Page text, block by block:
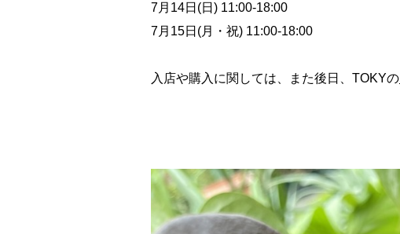
7月14日(日) 11:00-18:00
7月15日(月・祝) 11:00-18:00
入店や購入に関しては、また後日、TOKYの